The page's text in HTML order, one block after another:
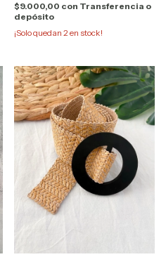
$9.000,00 con Transferencia o
depósito
¡Solo quedan 2en stock!